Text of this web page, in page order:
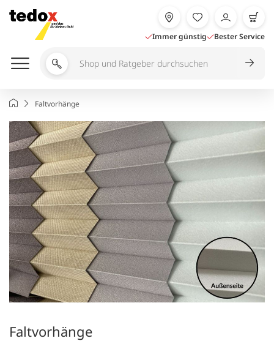
Inhalt
springen
Immer günstig Bester Service
Shop
durchsuchen
StartseiteFaltvorhänge
Faltvorhänge